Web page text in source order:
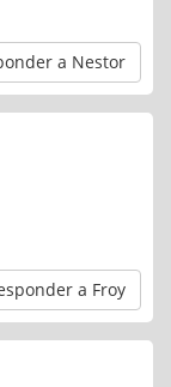
a Nestor
a Froy